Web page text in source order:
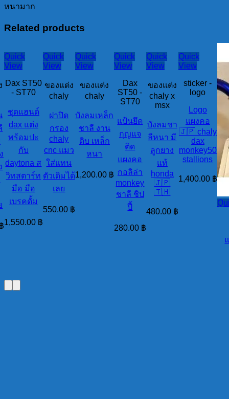
สีชา
🇯🇵
หนามาก
Related products
Quick
View
Dax ST50
- ST70
ชุดแฮนด์
dax แต่ง
พร้อมปะ
กับ
daytona ส
วิทสตาร์ท
มือ มือ
เบรคดั้ม
1,550.00 ฿
Quick
View
ของแต่ง
chaly
ฝาปิด
กรอง
chaly
cnc แมว
ใส่แทน
ตัวเดิมได้
เลย
550.00 ฿
Quick
View
ของแต่ง
chaly
บังลมเหล็ก
ชาลี งาน
ดิบ เหล็ก
หนา
1,200.00 ฿
Quick
View
Dax
ST50 -
ST70
แป้นยึด
กุญแจ
ติด
แผงคอ
กอลิล่า
monkey
ชาลี ชิป
ปี้
280.00 ฿
Quick
View
ของแต่ง
chaly x
msx
บังลมชา
ลีหนา มี
ลูกยาง
แท้
honda
🇯🇵
🇹🇭
480.00 ฿
Quick
View
sticker -
logo
Logo
แผงคอ
🇯🇵 chaly
dax
monkey50
stallions
1,400.00 ฿